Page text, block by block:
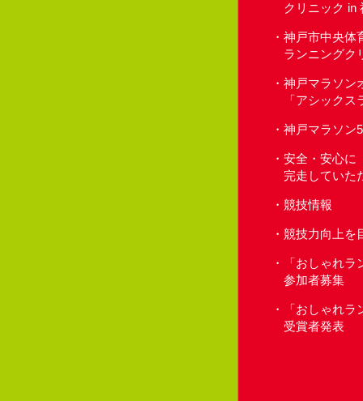
クリニック in
神戸市中央体
ランニングク
神戸マラソン
「アシック
神戸マラソン
安全・安心に
完走していた
競技情報
競技力向上を
「おしゃれ
参加者募集
「おしゃれ
受賞者発表